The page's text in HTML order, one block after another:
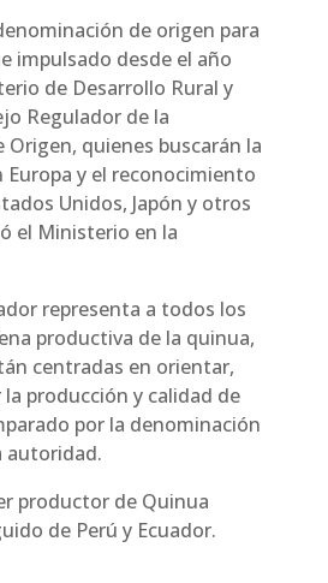
de origen para
impulsado desde el año
de Desarrollo Rural y
Regulador de la
Origen, quienes buscarán la
y el reconocimiento
Unidos, Japón y otros
el Ministerio en la
representa a todos los
productiva de la quinua,
centradas en orientar,
producción y calidad de
por la denominación
autoridad.
productor de Quinua
de Perú y Ecuador.